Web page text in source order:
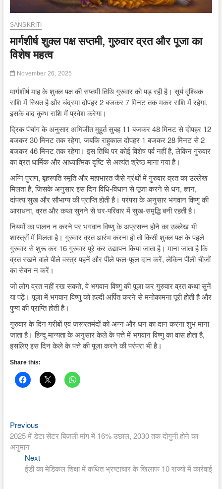
SANSKRITI
मार्गशीर्ष शुक्ल पक्ष सप्तमी, गुरुवार व्रत और पूजा का
विशेष महत्व
November 26, 2025
मार्गशीर्ष माह के शुक्ल पक्ष की सप्तमी तिथि गुरुवार को पड़ रही है। सूर्य वृश्चिक
राशि में स्थित है और चंद्रमा दोपहर 2 बजकर 7 मिनट तक मकर राशि में रहेगा,
इसके बाद कुम्भ राशि में प्रवेश करेगा।
द्रिक पंचांग के अनुसार अभिजीत मुहूर्त सुबह 11 बजकर 48 मिनट से दोपहर 12
बजकर 30 मिनट तक रहेगा, जबकि राहुकाल दोपहर 1 बजकर 28 मिनट से 2
बजकर 46 मिनट तक रहेगा। इस तिथि पर कोई विशेष पर्व नहीं है, लेकिन गुरुवार
का व्रत धार्मिक और आध्यात्मिक दृष्टि से अत्यंत श्रेष्ठ माना गया है।
अग्नि पुराण, बृहस्पति स्मृति और महाभारत जैसे ग्रंथों में गुरुवार व्रत का उल्लेख
मिलता है, जिसके अनुसार इस दिन विधि-विधान से पूजा करने से धन, ज्ञान,
दांपत्य सुख और सौभाग्य की प्राप्ति होती है। परंपरा के अनुसार भगवान विष्णु की
आराधना, व्रत और कथा सुनने से घर-परिवार में सुख-समृद्धि बनी रहती है।
नियमों का पालन न करने पर भगवान विष्णु के अप्रसन्न होने का उल्लेख भी
शास्त्रों में मिलता है। गुरुवार व्रत आरंभ करना हो तो किसी शुक्ल पक्ष के पहले
गुरुवार से शुरू कर 16 गुरुवार पूरे कर उद्यापन किया जाता है। माना जाता है कि
व्रत रखने वाले पीले वस्त्र पहनें और पीले फल-फूल दान करें, लेकिन पीली चीजों
का सेवन न करें।
जो लोग व्रत नहीं रख सकते, वे भगवान विष्णु की पूजा कर गुरुवार व्रत कथा सुनें
या पढ़ें। पूजा में भगवान विष्णु को हल्दी अर्पित करने से मनोकामना पूरी होती है और
पुण्य की प्राप्ति होती है।
गुरुवार के दिन गरीबों एवं जरूरतमंदों को अन्न और धन का दान करना शुभ माना
जाता है। हिन्दू मान्यता के अनुसार केले के पत्ते में भगवान विष्णु का वास होता है,
इसलिए इस दिन केले के पत्ते की पूजा करने की परंपरा भी है।
Share this:
Post
navigation
PreviousPrevious
post:
2025 में डेटा सेंटर बिजली मांग में 16% उछाल, 2030 तक दोगुनी होने का
अनुमान
NextNext
post:
ईडी का मेडिकल शिक्षा में कथित भ्रष्टाचार के खिलाफ 10 राज्यों में कार्रवाई